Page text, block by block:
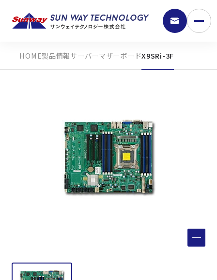
9:30 - 18:00
弊社の強み
製品情報サーバーマザーボードX9SRi-3F